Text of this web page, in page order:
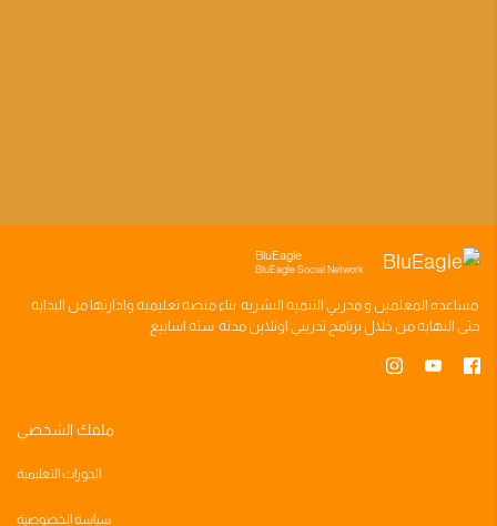
BluEagle
BluEagle Social Network
مساعده المعلمين ومدربي التنميه البشريه بناءمنصه تعليميه وادارتها من البدايه
حتى النهايه من خلال برنامج تدريبي اونلاين مدته سته اسابيع
ملفك الشخصي
الدورات التعليمية
سياسة الخصوصية